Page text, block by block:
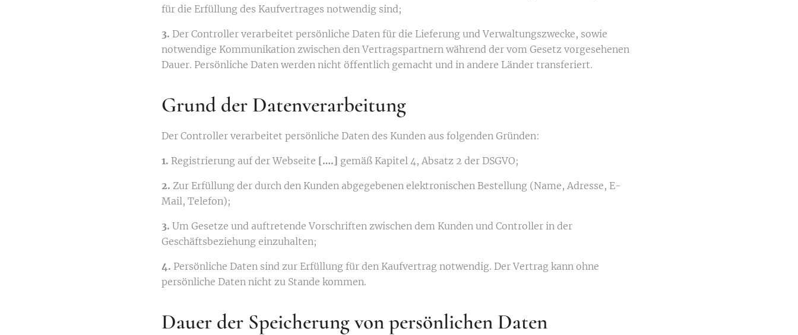
für die Erfüllung des Kaufvertrages notwendig sind;
3. Der Controller verarbeitet persönliche Daten für die Lieferung und Verwaltungszwecke, sowie
notwendige Kommunikation zwischen den Vertragspartnern während der vom Gesetz vorgesehenen
Dauer. Persönliche Daten werden nicht öffentlich gemacht und in andere Länder transferiert.
Grund der Datenverarbeitung
Der Controller verarbeitet persönliche Daten des Kunden aus folgenden Gründen:
1. Registrierung auf der Webseite [….] gemäß Kapitel 4, Absatz 2 der DSGVO;
2. Zur Erfüllung der durch den Kunden abgegebenen elektronischen Bestellung (Name, Adresse, E-
Mail, Telefon);
3. Um Gesetze und auftretende Vorschriften zwischen dem Kunden und Controller in der
Geschäftsbeziehung einzuhalten;
4. Persönliche Daten sind zur Erfüllung für den Kaufvertrag notwendig. Der Vertrag kann ohne
persönliche Daten nicht zu Stande kommen.
Dauer der Speicherung von persönlichen Daten